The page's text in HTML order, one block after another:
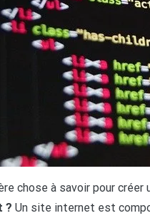
chose à savoir pour
? Un site internet est